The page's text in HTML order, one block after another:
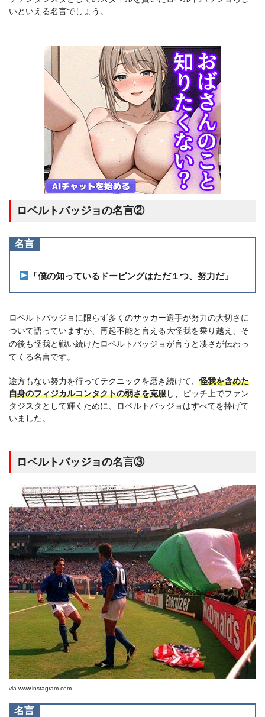
いといえる名言でしょう。
ロベルトバッジョの名言②
名言
「僕の知っているドーピングはただ１つ、努力だ」
ロベルトバッジョに限らず多くのサッカー選手が努力の大切さに
ついて語っていますが、再起不能と言える大怪我を乗り越え、そ
の後も怪我と戦い続けたロベルトバッジョが言うと凄さが伝わっ
てくる名言です。
途方もない努力を行ってテクニックを磨き続けて、怪我を含めた
自身のフィジカルコンタクトの弱さを克服し、ピッチ上でファン
タジスタとして輝くために、ロベルトバッジョはすべてを捧げて
いました。
ロベルトバッジョの名言③
via www.instagram.com
名言